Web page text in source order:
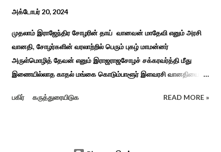
அக்டோபர் 20, 2024
முதலாம் இராஜேந்திர சோழரின் தாய் வானவன் மாதேவி எனும் அரசி
வானதி, சோழர்களின் வரலாற்றில் பெரும் புகழ் மாமன்னர்
அருள்மொழித் தேவன் எனும் இராஜராஜசோழச் சக்கரவர்த்தி மீது
இணையில்லாத காதல் மங்கை கொடும்பாளூர் இளவரசி வானதியை
கடற்படையின் பரப்பை இலங்கை வரை சென்று வென்று வந்த
பகிர் கருத்துரையிடுக READ MORE »